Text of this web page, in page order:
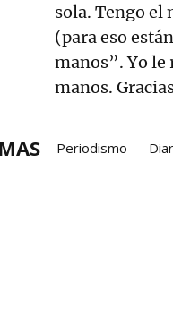
sola. Tengo el
(para eso
manos”. Yo le
manos.
Periodismo